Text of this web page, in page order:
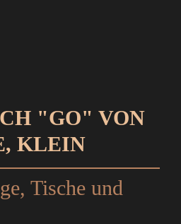
"GO" VON
KLEIN
Tische und